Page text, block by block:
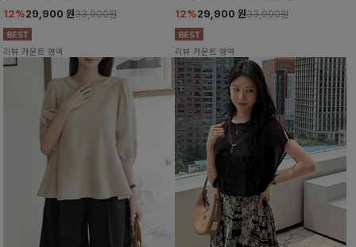
12%29,900 원33,900원
리뷰 카운트 영역
12%29,900 원33,900원
리뷰 카운트 영역